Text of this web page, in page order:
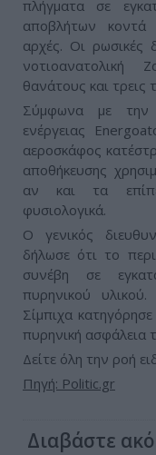
πλήγματα σε
αποβλήτων κοντά
αρχές. Οι ρωσικές
νοτιοανατολική
θανάτους και τρεις
Σύμφωνα με την
ενέργειας
αεροσκάφος
αποθήκευσης
αν και τα
φυσιολογικά.
Ο γενικός
δήλωσε ότι το
συνέβη σε
πυρηνικού
Σίμπιχα
πυρηνική ασφάλεια
Δείτε όλη την ροή
Πηγή: Politic.gr
Διαβάστε